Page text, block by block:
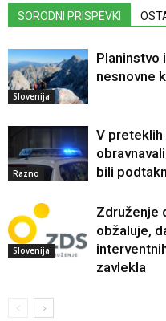
SORODNI PRISPEVKI
Slovenija
Planinstvo
nesnovne
Razno
V preteklih
bili
Slovenija
Združenje
obžaluje,
zavlekla